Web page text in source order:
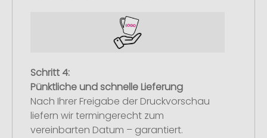
Schritt 4:
Pünktliche und schnelle Lieferung
Nach Ihrer Freigabe der Druckvorschau
liefern wir termingerecht zum
vereinbarten Datum – garantiert.